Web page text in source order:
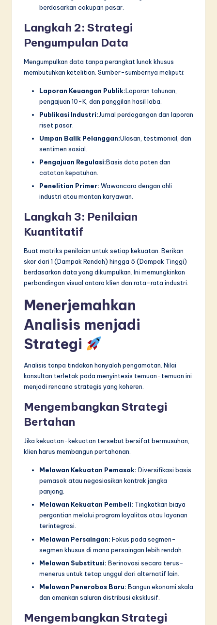
berdasarkan cakupan pasar.
Langkah 2: Strategi
Pengumpulan Data
Mengumpulkan data tanpa perangkat lunak khusus
membutuhkan ketelitian. Sumber-sumbernya meliputi:
Laporan Keuangan Publik:Laporan tahunan,
pengajuan 10-K, dan panggilan hasil laba.
Publikasi Industri:Jurnal perdagangan dan laporan
riset pasar.
Umpan Balik Pelanggan:Ulasan, testimonial, dan
sentimen sosial.
Pengajuan Regulasi:Basis data paten dan
catatan kepatuhan.
Penelitian Primer: Wawancara dengan ahli
industri atau mantan karyawan.
Langkah 3: Penilaian
Kuantitatif
Buat matriks penilaian untuk setiap kekuatan. Berikan
skor dari 1 (Dampak Rendah) hingga 5 (Dampak Tinggi)
berdasarkan data yang dikumpulkan. Ini memungkinkan
perbandingan visual antara klien dan rata-rata industri.
Menerjemahkan
Analisis menjadi
Strategi
Analisis tanpa tindakan hanyalah pengamatan. Nilai
konsultan terletak pada menyintesis temuan-temuan ini
menjadi rencana strategis yang koheren.
Mengembangkan Strategi
Bertahan
Jika kekuatan-kekuatan tersebut bersifat bermusuhan,
klien harus membangun pertahanan.
Melawan Kekuatan Pemasok: Diversifikasi basis
pemasok atau negosiasikan kontrak jangka
panjang.
Melawan Kekuatan Pembeli: Tingkatkan biaya
pergantian melalui program loyalitas atau layanan
terintegrasi.
Melawan Persaingan: Fokus pada segmen-
segmen khusus di mana persaingan lebih rendah.
Melawan Substitusi: Berinovasi secara terus-
menerus untuk tetap unggul dari alternatif lain.
Melawan Penerobos Baru: Bangun ekonomi skala
dan amankan saluran distribusi eksklusif.
Mengembangkan Strategi